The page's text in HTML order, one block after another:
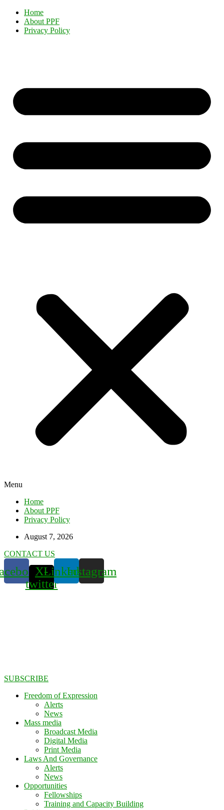
Home
About PPF
Privacy Policy
Menu
Home
About PPF
Privacy Policy
August 7, 2026
CONTACT US
X-
twitter
LinkedinInstagram
SUBSCRIBE
Freedom of Expression
Alerts
News
Mass media
Broadcast Media
Digital Media
Print Media
Laws And Governance
Alerts
News
Opportunities
Fellowships
Training and Capacity Building